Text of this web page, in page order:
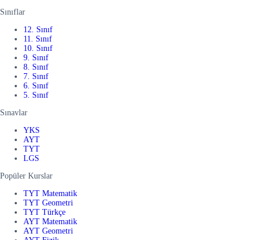
Sınıflar
12. Sınıf
11. Sınıf
10. Sınıf
9. Sınıf
8. Sınıf
7. Sınıf
6. Sınıf
5. Sınıf
Sınavlar
YKS
AYT
TYT
LGS
Popüler Kurslar
TYT Matematik
TYT Geometri
TYT Türkçe
AYT Matematik
AYT Geometri